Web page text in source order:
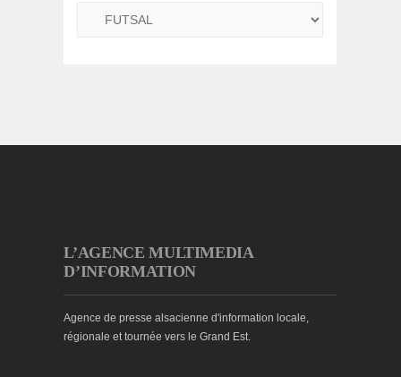
L’AGENCE MULTIMEDIA
D’INFORMATION
Agence de presse alsacienne d'information locale,
régionale et tournée vers le Grand Est.